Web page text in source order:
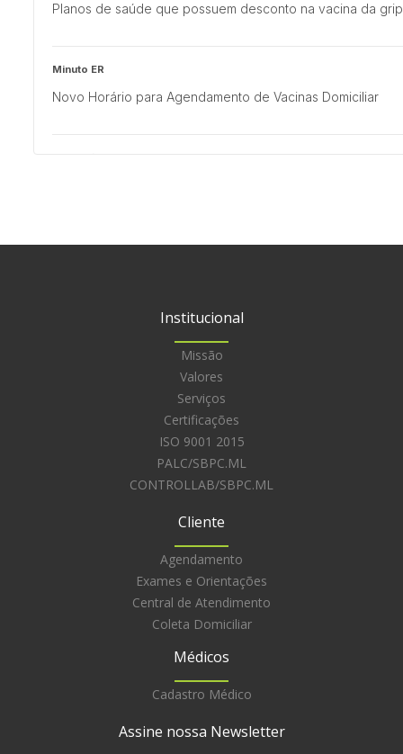
Planos de saúde que possuem desconto na vacina da
Minuto ER
Novo Horário para Agendamento de Vacinas Domiciliar
Institucional
Missão
Valores
Serviços
Certificações
ISO 9001 2015
PALC/SBPC.ML
CONTROLLAB/SBPC.ML
Cliente
Agendamento
Exames e Orientações
Central de Atendimento
Coleta Domiciliar
Médicos
Cadastro Médico
Assine nossa Newsletter